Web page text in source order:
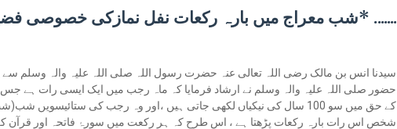
....... *شب معراج میں بارہ رکعات نفل نمازکی خصوصی
سیدنا انس بن مالک رضی اللہ تعالی عنہ حضرت رسول اللہ صلی اللہ علیہ والہ وسلم سے
حضور صلی اللہ علیہ والہ وسلم نے ارشاد فرمایا کہ ماہ رجب میں ایک ایسی رات ہے
کے حق میں سو 100 سال کی نیکیاں لکھی جاتی ہیں ،اور وہ رجب کی ستائیسویں
شخص اس رات بارہ رکعات پڑھتا ہے ، اس طرح کہ ہر رکعت میں سورۂ فاتحہ اور